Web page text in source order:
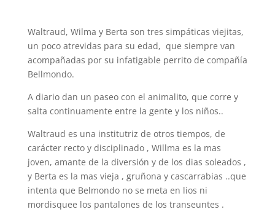
Waltraud, Wilma y Berta son tres simpáticas viejitas,
un poco atrevidas para su edad, que siempre van
acompañadas por su infatigable perrito de compañía
Bellmondo.
A diario dan un paseo con el animalito, que corre y
salta continuamente entre la gente y los niños..
Waltraud es una institutriz de otros tiempos, de
carácter recto y disciplinado , Willma es la mas
joven, amante de la diversión y de los dias soleados ,
y Berta es la mas vieja , gruñona y cascarrabias ..que
intenta que Belmondo no se meta en lios ni
mordisquee los pantalones de los transeuntes .